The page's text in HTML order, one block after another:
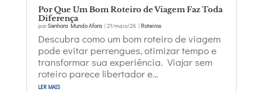
Por Que Um Bom Roteiro de Viagem Faz Toda
Diferença
porSenhora Mundo Afora| 21/maio/26 Roteiros
Descubra como um bom roteiro de viagem
pode evitar perrengues, otimizar tempo e
transformar sua experiência. Viajar sem
roteiro parece libertador e...
ler mais